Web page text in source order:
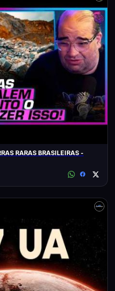
RARAS BRASILEIRAS -